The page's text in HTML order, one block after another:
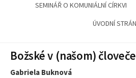
SEMINÁŘ O KOMUNIÁLNÍ CÍRKVI
ÚVODNÍ
Božské v (našom)
Gabriela Buknová